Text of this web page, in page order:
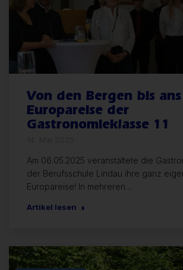
Von den Bergen bis
Europareise der
Gastronomieklasse 11
Am 06.05.2025 veranstaltete die
der Berufsschule Lindau ihre ganz
Europareise! In mehreren…
Artikel lesen
Allgemein